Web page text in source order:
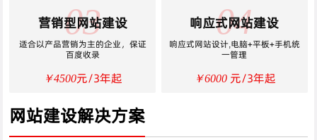
03
营销型网站建设
适合以产品营销为主的企业，保证
百度收录
￥4500元/3年起
04
响应式网站建设
响应式网站设计,电脑+平板+手机统
一管理
￥6000元/3年起
网站建设解决方案